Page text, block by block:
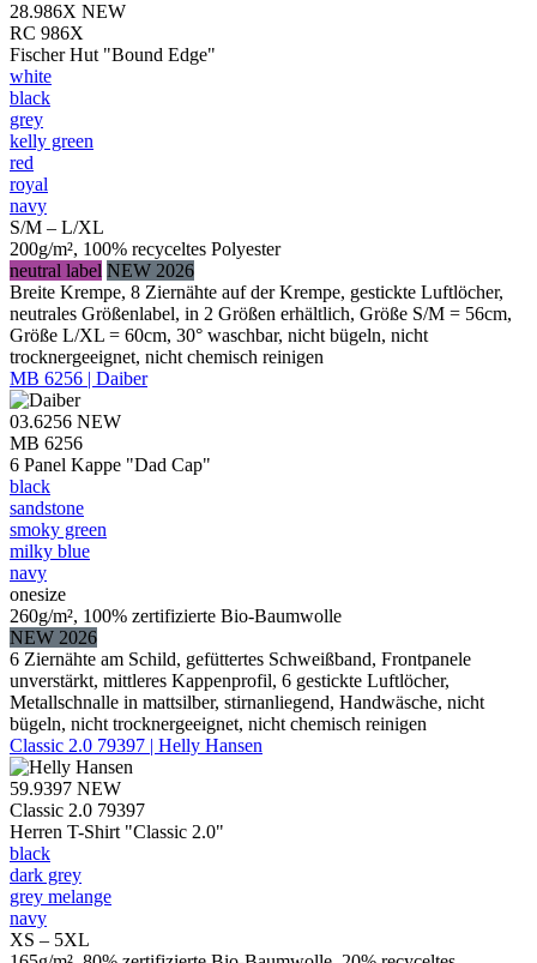
28.986X NEW
RC 986X
Fischer Hut "Bound Edge"
white
black
grey
kelly green
red
royal
navy
S/M – L/XL
200g/m², 100% recyceltes Polyester
neutral label NEW 2026
Breite Krempe, 8 Ziernähte auf der Krempe, gestickte Luftlöcher,
neutrales Größenlabel, in 2 Größen erhältlich, Größe S/M = 56cm,
Größe L/XL = 60cm, 30° waschbar, nicht bügeln, nicht
trocknergeeignet, nicht chemisch reinigen
MB 6256 | Daiber
03.6256 NEW
MB 6256
6 Panel Kappe "Dad Cap"
black
sandstone
smoky green
milky blue
navy
onesize
260g/m², 100% zertifizierte Bio-Baumwolle
NEW 2026
6 Ziernähte am Schild, gefüttertes Schweißband, Frontpanele
unverstärkt, mittleres Kappenprofil, 6 gestickte Luftlöcher,
Metallschnalle in mattsilber, stirnanliegend, Handwäsche, nicht
bügeln, nicht trocknergeeignet, nicht chemisch reinigen
Classic 2.0 79397 | Helly Hansen
59.9397 NEW
Classic 2.0 79397
Herren T-Shirt "Classic 2.0"
black
dark grey
grey melange
navy
XS – 5XL